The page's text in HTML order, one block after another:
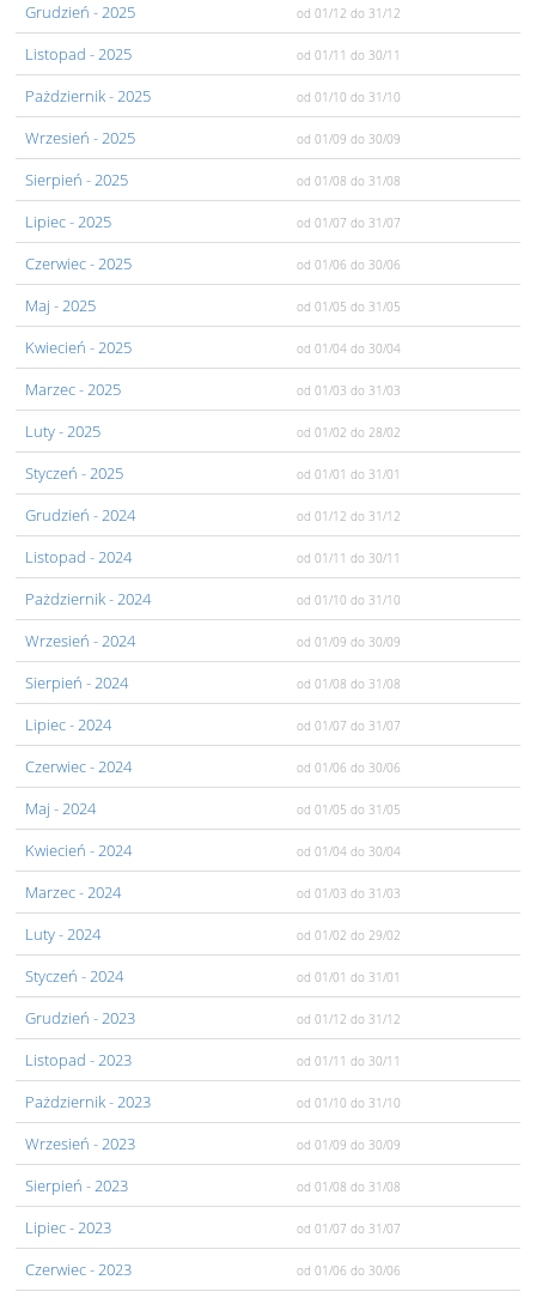
Grudzień - 2025 od 01/12 do 31/12
Listopad - 2025 od 01/11 do 30/11
Pażdziernik- 2025 od 01/10 do 31/10
Wrzesień - 2025 od 01/09 do 30/09
Sierpień - 2025 od 01/08 do 31/08
Lipiec- 2025 od 01/07 do 31/07
Czerwiec- 2025 od 01/06 do 30/06
Maj - 2025 od 01/05 do 31/05
Kwiecień - 2025 od 01/04 do 30/04
Marzec- 2025 od 01/03 do 31/03
Luty- 2025 od 01/02 do 28/02
Styczeń - 2025 od 01/01 do 31/01
Grudzień - 2024 od 01/12 do 31/12
Listopad - 2024 od 01/11 do 30/11
Pażdziernik- 2024 od 01/10 do 31/10
Wrzesień - 2024 od 01/09 do 30/09
Sierpień - 2024 od 01/08 do 31/08
Lipiec- 2024 od 01/07 do 31/07
Czerwiec- 2024 od 01/06 do 30/06
Maj - 2024 od 01/05 do 31/05
Kwiecień - 2024 od 01/04 do 30/04
Marzec- 2024 od 01/03 do 31/03
Luty- 2024 od 01/02 do 29/02
Styczeń - 2024 od 01/01 do 31/01
Grudzień - 2023 od 01/12 do 31/12
Listopad - 2023 od 01/11 do 30/11
Pażdziernik- 2023 od 01/10 do 31/10
Wrzesień - 2023 od 01/09 do 30/09
Sierpień - 2023 od 01/08 do 31/08
Lipiec- 2023 od 01/07 do 31/07
Czerwiec- 2023 od 01/06 do 30/06